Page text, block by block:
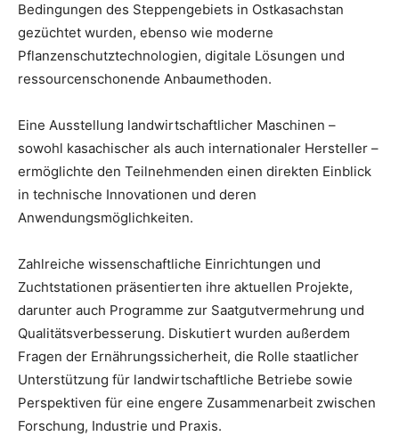
Bedingungen des Steppengebiets in Ostkasachstan
gezüchtet wurden, ebenso wie moderne
Pflanzenschutztechnologien, digitale Lösungen und
ressourcenschonende Anbaumethoden.
Eine Ausstellung landwirtschaftlicher Maschinen –
sowohl kasachischer als auch internationaler Hersteller –
ermöglichte den Teilnehmenden einen direkten Einblick
in technische Innovationen und deren
Anwendungsmöglichkeiten.
Zahlreiche wissenschaftliche Einrichtungen und
Zuchtstationen präsentierten ihre aktuellen Projekte,
darunter auch Programme zur Saatgutvermehrung und
Qualitätsverbesserung. Diskutiert wurden außerdem
Fragen der Ernährungssicherheit, die Rolle staatlicher
Unterstützung für landwirtschaftliche Betriebe sowie
Perspektiven für eine engere Zusammenarbeit zwischen
Forschung, Industrie und Praxis.